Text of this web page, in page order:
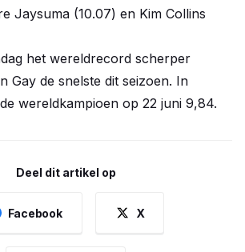
Jaysuma (10.07) en Kim Collins
het wereldrecord scherper
Gay de snelste dit seizoen. In
wereldkampioen op 22 juni 9,84.
Deel dit artikel op
Facebook X